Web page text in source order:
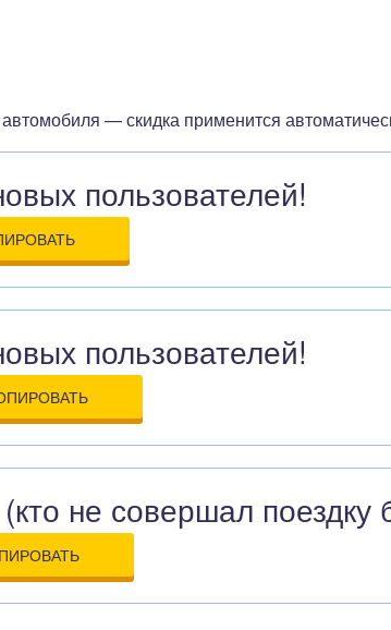
— скидка применится
пользователей!
пользователей!
не совершал поездку